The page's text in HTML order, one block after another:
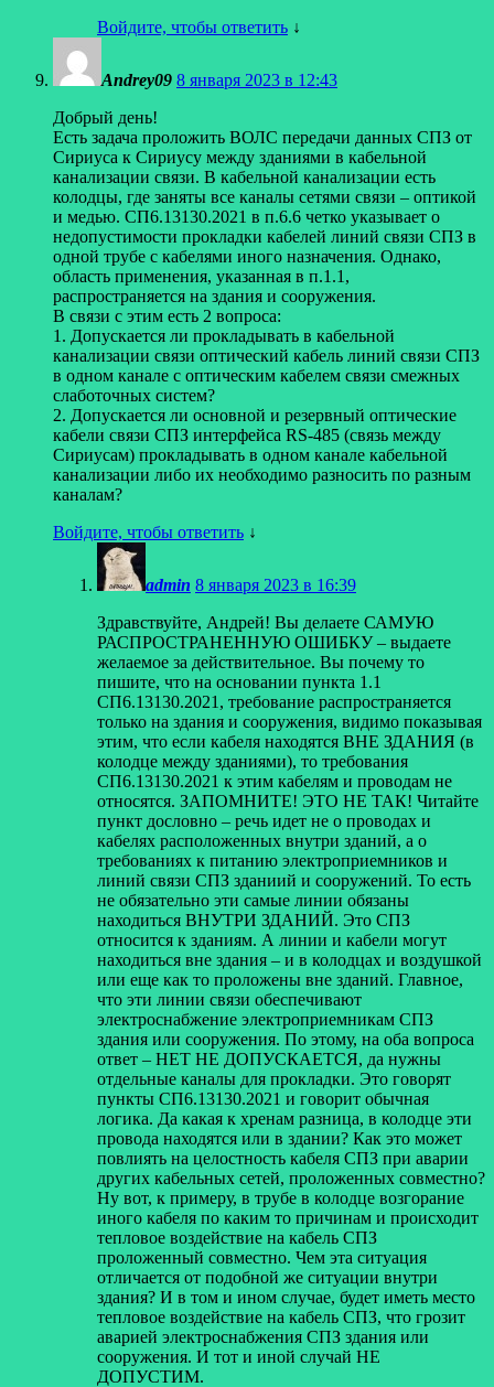
Войдите, чтобы ответить ↓
Andrey09 8 января 2023 в 12:43
Добрый день!
Есть задача проложить ВОЛС передачи данных СПЗ от
Сириуса к Сириусу между зданиями в кабельной
канализации связи. В кабельной канализации есть
колодцы, где заняты все каналы сетями связи – оптикой
и медью. СП6.13130.2021 в п.6.6 четко указывает о
недопустимости прокладки кабелей линий связи СПЗ в
одной трубе с кабелями иного назначения. Однако,
область применения, указанная в п.1.1,
распространяется на здания и сооружения.
В связи с этим есть 2 вопроса:
1. Допускается ли прокладывать в кабельной
канализации связи оптический кабель линий связи СПЗ
в одном канале с оптическим кабелем связи смежных
слаботочных систем?
2. Допускается ли основной и резервный оптические
кабели связи СПЗ интерфейса RS-485 (связь между
Сириусам) прокладывать в одном канале кабельной
канализации либо их необходимо разносить по разным
каналам?
Войдите, чтобы ответить ↓
admin 8 января 2023 в 16:39
Здравствуйте, Андрей! Вы делаете САМУЮ
РАСПРОСТРАНЕННУЮ ОШИБКУ – выдаете
желаемое за действительное. Вы почему то
пишите, что на основании пункта 1.1
СП6.13130.2021, требование распространяется
только на здания и сооружения, видимо показывая
этим, что если кабеля находятся ВНЕ ЗДАНИЯ (в
колодце между зданиями), то требования
СП6.13130.2021 к этим кабелям и проводам не
относятся. ЗАПОМНИТЕ! ЭТО НЕ ТАК! Читайте
пункт дословно – речь идет не о проводах и
кабелях расположенных внутри зданий, а о
требованиях к питанию электроприемников и
линий связи СПЗ зданиий и сооружений. То есть
не обязательно эти самые линии обязаны
находиться ВНУТРИ ЗДАНИЙ. Это СПЗ
относится к зданиям. А линии и кабели могут
находиться вне здания – и в колодцах и воздушкой
или еще как то проложены вне зданий. Главное,
что эти линии связи обеспечивают
электроснабжение электроприемникам СПЗ
здания или сооружения. По этому, на оба вопроса
ответ – НЕТ НЕ ДОПУСКАЕТСЯ, да нужны
отдельные каналы для прокладки. Это говорят
пункты СП6.13130.2021 и говорит обычная
логика. Да какая к хренам разница, в колодце эти
провода находятся или в здании? Как это может
повлиять на целостность кабеля СПЗ при аварии
других кабельных сетей, проложенных совместно?
Ну вот, к примеру, в трубе в колодце возгорание
иного кабеля по каким то причинам и происходит
тепловое воздействие на кабель СПЗ
проложенный совместно. Чем эта ситуация
отличается от подобной же ситуации внутри
здания? И в том и ином случае, будет иметь место
тепловое воздействие на кабель СПЗ, что грозит
аварией электроснабжения СПЗ здания или
сооружения. И тот и иной случай НЕ
ДОПУСТИМ.